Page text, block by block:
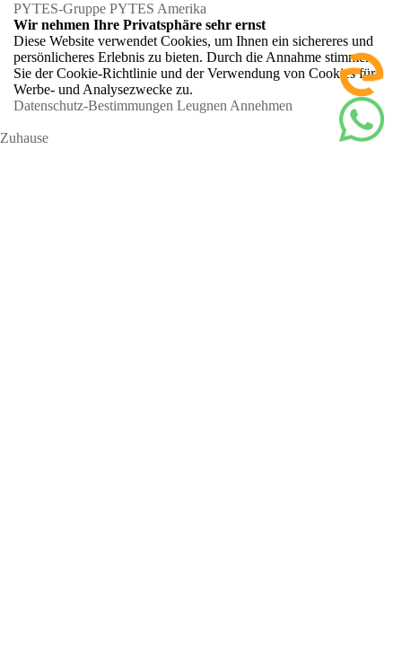
PYTES-Gruppe PYTES Amerika
Wir nehmen Ihre Privatsphäre sehr ernst
Diese Website verwendet Cookies, um Ihnen ein sichereres und
persönlicheres Erlebnis zu bieten. Durch die Annahme stimmen
Sie der Cookie-Richtlinie und der Verwendung von Cookies für
Werbe- und Analysezwecke zu.
Datenschutz-Bestimmungen Leugnen Annehmen
Zuhause